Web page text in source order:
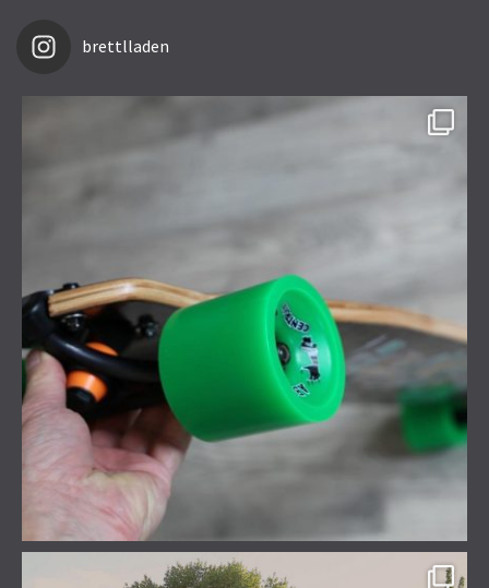
brettlladen